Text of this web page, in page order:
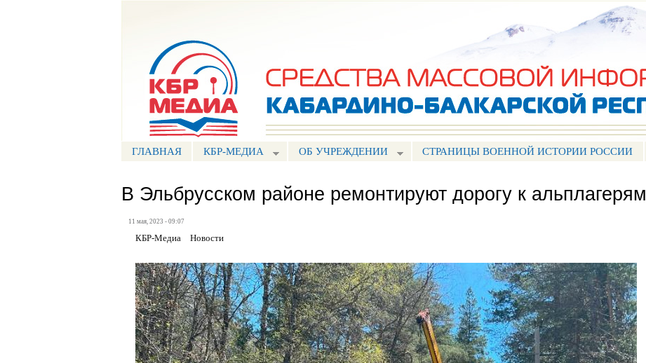
ГЛАВНАЯ КБР-МЕДИА ОБ УЧРЕЖДЕНИИ СТРАНИЦЫ ВОЕННОЙ ИСТОРИИ РОССИИ
В Эльбрусском районе ремонтируют дорогу к альплагерям
11 мая, 2023 - 09:07
КБР-Медиа Новости